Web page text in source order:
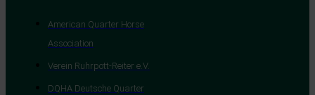
American Quarter Horse
Association
Verein Ruhrpott-Reiter e.V.
DQHA Deutsche Quarter